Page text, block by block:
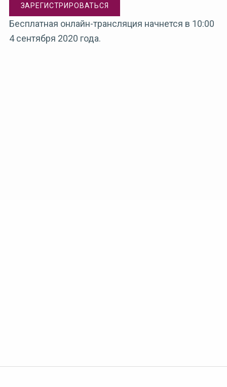
ЗАРЕГИСТРИРОВАТЬСЯ
Бесплатная онлайн-трансляция начнется в 10:00
4 сентября 2020 года.